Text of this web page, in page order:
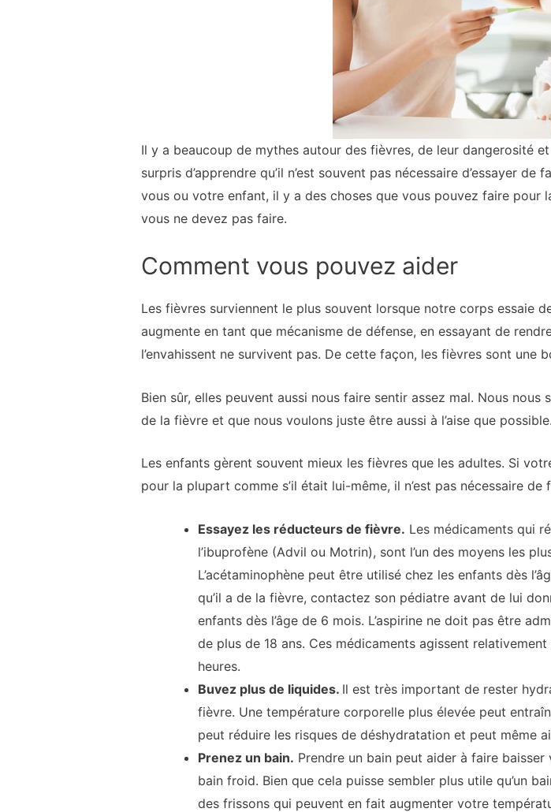
Il y a beaucoup de mythes autour des fièvres, de leur dangerosité
surpris d’apprendre qu’il n’est souvent pas nécessaire d’essayer
vous ou votre enfant, il y a des choses que vous pouvez faire pour
vous ne devez pas faire.
Comment vous pouvez aider
Les fièvres surviennent le plus souvent lorsque notre corps essaie
augmente en tant que mécanisme de défense, en essayant de
l’envahissent ne survivent pas. De cette façon, les fièvres sont une
Bien sûr, elles peuvent aussi nous faire sentir assez mal. Nous
de la fièvre et que nous voulons juste être aussi à l’aise que possible.
Les enfants gèrent souvent mieux les fièvres que les adultes. Si
pour la plupart comme s’il était lui-même, il n’est pas nécessaire
Essayez les réducteurs de fièvre. Les médicaments qui
l’ibuprofène (Advil ou Motrin), sont l’un des moyens les
L’acétaminophène peut être utilisé chez les enfants dès
qu’il a de la fièvre, contactez son pédiatre avant de lui
enfants dès l’âge de 6 mois. L’aspirine ne doit pas être
de plus de 18 ans. Ces médicaments agissent
heures.
Buvez plus de liquides. Il est très important de rester
fièvre. Une température corporelle plus élevée peut
peut réduire les risques de déshydratation et peut même
Prenez un bain. Prendre un bain peut aider à faire
bain froid. Bien que cela puisse sembler plus utile qu’un
des frissons qui peuvent en fait augmenter votre